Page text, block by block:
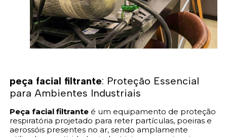
peça facial filtrante: Proteção Essencial
para Ambientes Industriais
Peça facial filtrante é um equipamento de proteção
respiratória projetado para reter partículas, poeiras e
aerossóis presentes no ar, sendo amplamente